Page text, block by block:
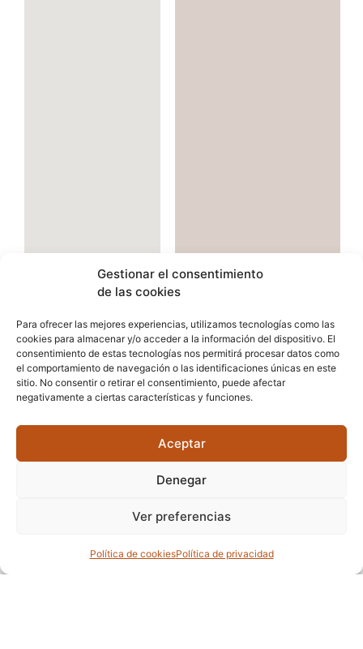
Gestionar el consentimiento
de las cookies
Para ofrecer las mejores experiencias, utilizamos tecnologías como las
cookies para almacenar y/o acceder a la información del dispositivo. El
consentimiento de estas tecnologías nos permitirá procesar datos como
el comportamiento de navegación o las identificaciones únicas en este
sitio. No consentir o retirar el consentimiento, puede afectar
negativamente a ciertas características y funciones.
Aceptar
Denegar
Ver preferencias
Política de cookiesPolítica de privacidad